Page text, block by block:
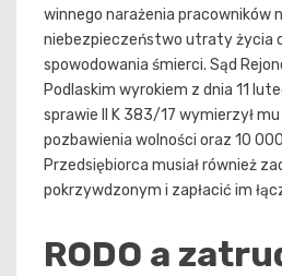
winnego narażenia pracowników
niebezpieczeństwo utraty życia
spowodowania śmierci. Sąd
Podlaskim wyrokiem z dnia 11
sprawie II K 383/17 wymierzył
pozbawienia wolności oraz 10
Przedsiębiorca musiał również
pokrzywdzonym i zapłacić im
RODO a